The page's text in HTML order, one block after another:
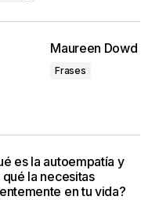
Maureen Dowd
Frases
es la autoempatía y
qué la necesitas
en tu vida?